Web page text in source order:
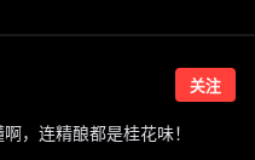
关注
，连精酿都是桂花味！